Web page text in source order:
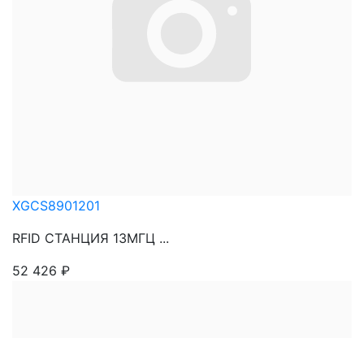
XGCS8901201
RFID СТАНЦИЯ 13МГЦ ...
52 426 ₽